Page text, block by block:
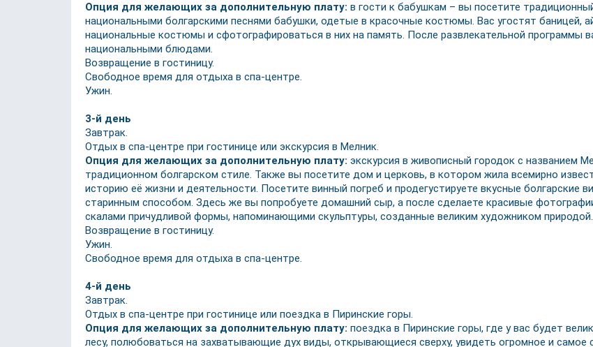
Опция для желающих за дополнительную плату: в гости к бабушкам – вы посетите
национальными болгарскими песнями бабушки, одетые в красочные костюмы. Вас угостят баницей,
национальные костюмы и сфотографироваться в них на память. После развлекательной
национальными блюдами.
Возвращение в гостиницу.
Свободное время для отдыха в спа-центре.
Ужин.
3-й день
Завтрак.
Отдых в спа-центре при гостинице или экскурсия в Мелник.
Опция для желающих за дополнительную плату: экскурсия в живописный городок с названием
традиционном болгарском стиле. Также вы посетите дом и церковь, в котором жила всемирно
историю её жизни и деятельности. Посетите винный погреб и продегустируете вкусные болгарские
старинным способом. Здесь же вы попробуете домашний сыр, а после сделаете красивые
скалами причудливой формы, напоминающими скульптуры, созданные великим художником природой.
Возвращение в гостиницу.
Ужин.
Свободное время для отдыха в спа-центре.
4-й день
Завтрак.
Отдых в спа-центре при гостинице или поездка в Пиринские горы.
Опция для желающих за дополнительную плату: поездка в Пиринские горы, где у вас будет
лесу, полюбоваться на захватывающие дух виды, открывающиеся сверху, увидеть огромное и самое